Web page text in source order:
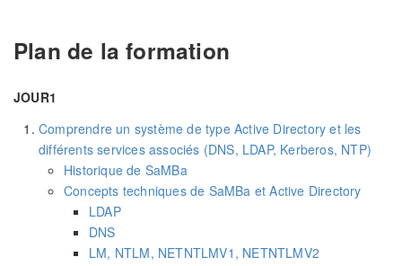
Plan de la formation
JOUR1
Comprendre un système de type Active Directory et les
différents services associés (DNS, LDAP, Kerberos, NTP)
Historique de SaMBa
Concepts techniques de SaMBa et Active Directory
LDAP
DNS
LM, NTLM, NETNTLMV1, NETNTLMV2